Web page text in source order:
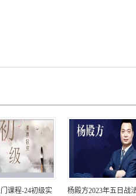
课程-24初级实 杨殿方2023年五日战